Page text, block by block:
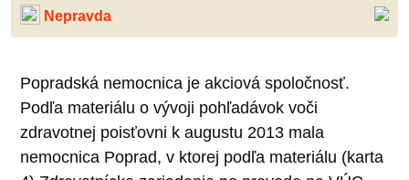
Nepravda
Popradská nemocnica je akciová spoločnosť.
Podľa materiálu o vývoji pohľadávok voči
zdravotnej poisťovni k augustu 2013 mala
nemocnica Poprad, v ktorej podľa materiálu (karta